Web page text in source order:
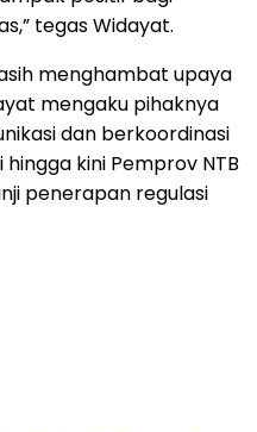
tegas Widayat.
menghambat upaya
mengaku pihaknya
dan berkoordinasi
kini Pemprov NTB
penerapan regulasi